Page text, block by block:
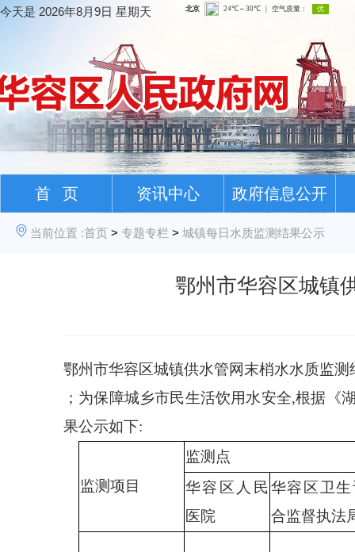
今天是 2026年8月9日 星期天
首 页 资讯中心 政府信息公开
当前位置 :首页 > 专题专栏 > 城镇每日水质监测结果公示
鄂州市华容区城镇
鄂州市华容区城镇供水管网末梢水水质监测
；为保障城乡市民生活饮用水安全,根据《
果公示如下:
监测项目
监测点
华容区人民
医院
华容区卫
合监督执法